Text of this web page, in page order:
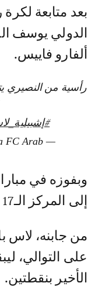
بعد متابعة
الدولي يوسف
ألفارو فاييس.
رأسية من النصيري
— Sevilla FC Arab | إشبيلية (@SevillaFC_ARA)
وبفوزه في
إلى المركز الـ17 مؤقتا، برصيد 3 نقاط.
من جابنه، لاس
الأخير بنقطتين.